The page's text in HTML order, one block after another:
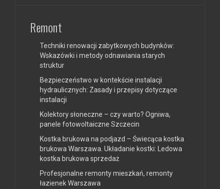
Remont
Techniki renowacji zabytkowych budynków:
Wskazówki i metody odnawiania starych
struktur
Bezpieczeństwo w kontekście instalacji
hydraulicznych: Zasady i przepisy dotyczące
instalacji
Kolektory słoneczne – czy warto? Ogniwa,
panele fotowoltaiczne Szczecin
Kostka brukowa na podjazd – Świecąca kostka
brukowa Warszawa. Układanie kostki: Ledowa
kostka brukowa sprzedaż
Profesjonalne remonty mieszkań, remonty
łazienek Warszawa